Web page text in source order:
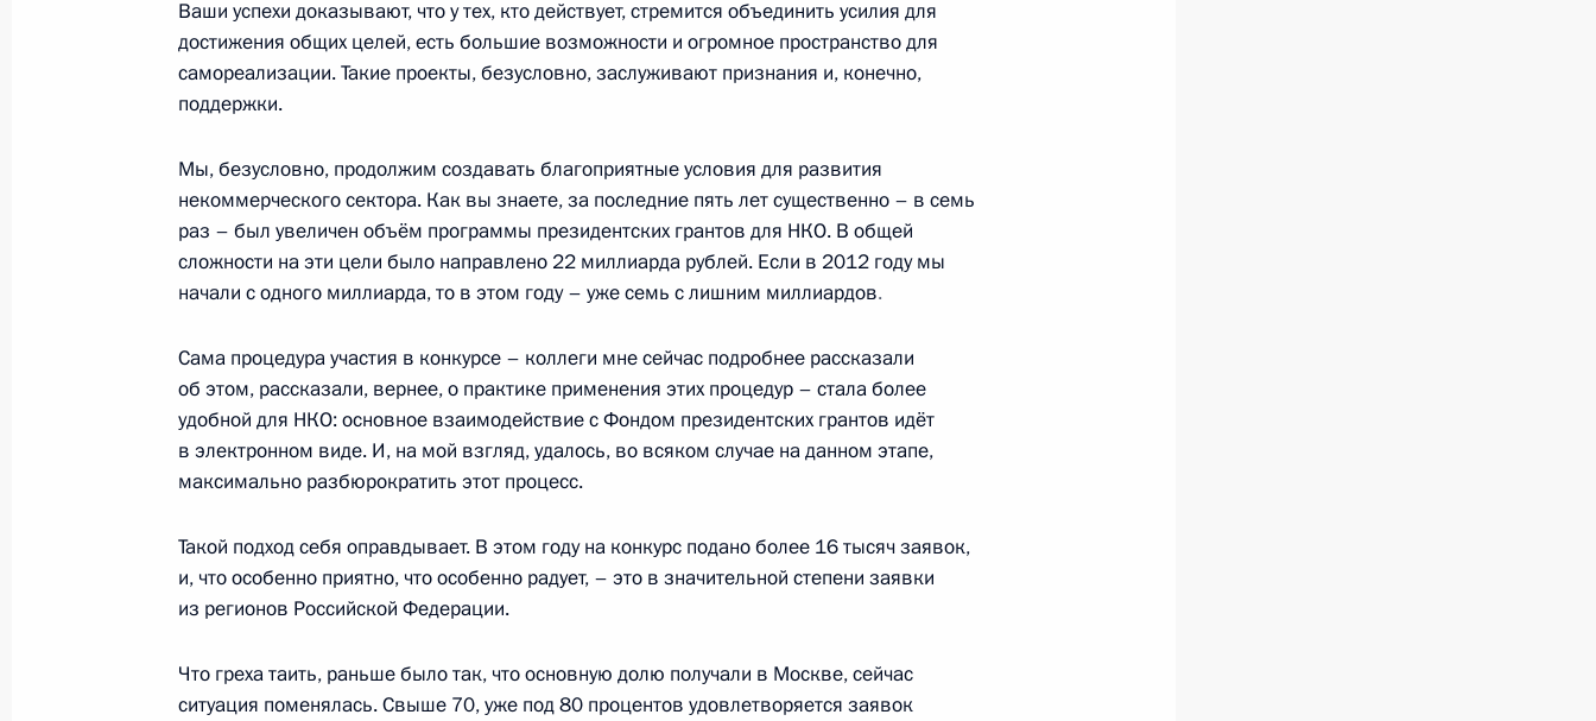
7 ноября 2017 года, 13:30
4 ноября 2017 года, суббота
Приём по случаю Дня народного единства
4 ноября 2017 года, 14:20 Москва, Кремль
в будущее»
4 ноября 2017 года, 14:00 Москва
и Дмитрию Пожарскому на Красной площади
4 ноября 2017 года, 13:10 Москва, Красная площадь
3 ноября 2017 года, пятница
Ваши успехи доказывают, что у тех, кто действует, стремится объединить усилия для
достижения общих целей, есть большие возможности и огромное пространство для
самореализации. Такие проекты, безусловно, заслуживают признания и, конечно,
поддержки.
Мы, безусловно, продолжим создавать благоприятные условия для развития
некоммерческого сектора. Как вы знаете, за последние пять лет существенно – в семь
раз – был увеличен объём программы президентских грантов для НКО. В общей
сложности на эти цели было направлено 22 миллиарда рублей. Если в 2012 году мы
начали с одного миллиарда, то в этом году – уже семь с лишним миллиардов.
Сама процедура участия в конкурсе – коллеги мне сейчас подробнее рассказали
об этом, рассказали, вернее, о практике применения этих процедур – стала более
удобной для НКО: основное взаимодействие с Фондом президентских грантов идёт
в электронном виде. И, на мой взгляд, удалось, во всяком случае на данном этапе,
максимально разбюрократить этот процесс.
Такой подход себя оправдывает. В этом году на конкурс подано более 16 тысяч заявок,
и, что особенно приятно, что особенно радует, – это в значительной степени заявки
из регионов Российской Федерации.
Что греха таить, раньше было так, что основную долю получали в Москве, сейчас
ситуация поменялась. Свыше 70, уже под 80 процентов удовлетворяется заявок